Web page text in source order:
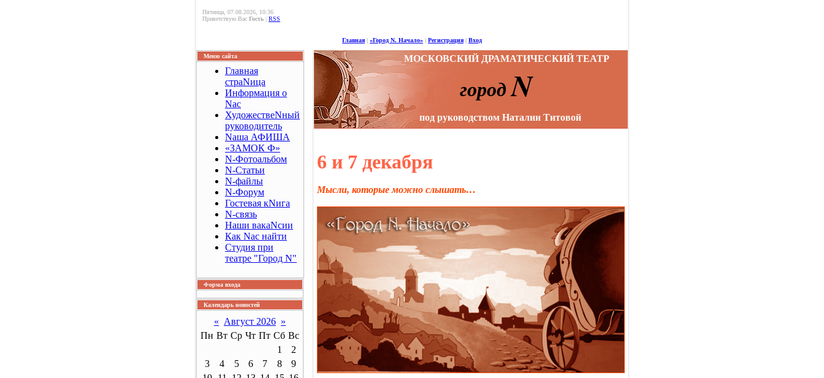
Пятница, 07.08.2026, 10:36
Приветствую Вас Гость | RSS
Главная | «Город N. Начало» | Регистрация | Вход
Меню сайта
Главная
страNица
Информация о
Nас
ХудожествеNный
руководитель
Nаша АФИША
«ЗАМОК Ф»
N-Фотоальбом
N-Статьи
N-файлы
N-Форум
Гостевая кNига
N-связь
Наши вакаNсии
Как Nас найти
Студия при
театре "Город N"
Форма входа
Календарь новостей
« Август 2026 »
Пн Вт Ср Чт Пт Сб Вс
1
2
3
4 5 6 7 8
9
МОСКОВСКИЙ ДРАМАТИЧЕСКИЙ ТЕАТР
городN
под руководством Наталии Титовой
6 и 7 декабря
Мысли, которые можно слышать…